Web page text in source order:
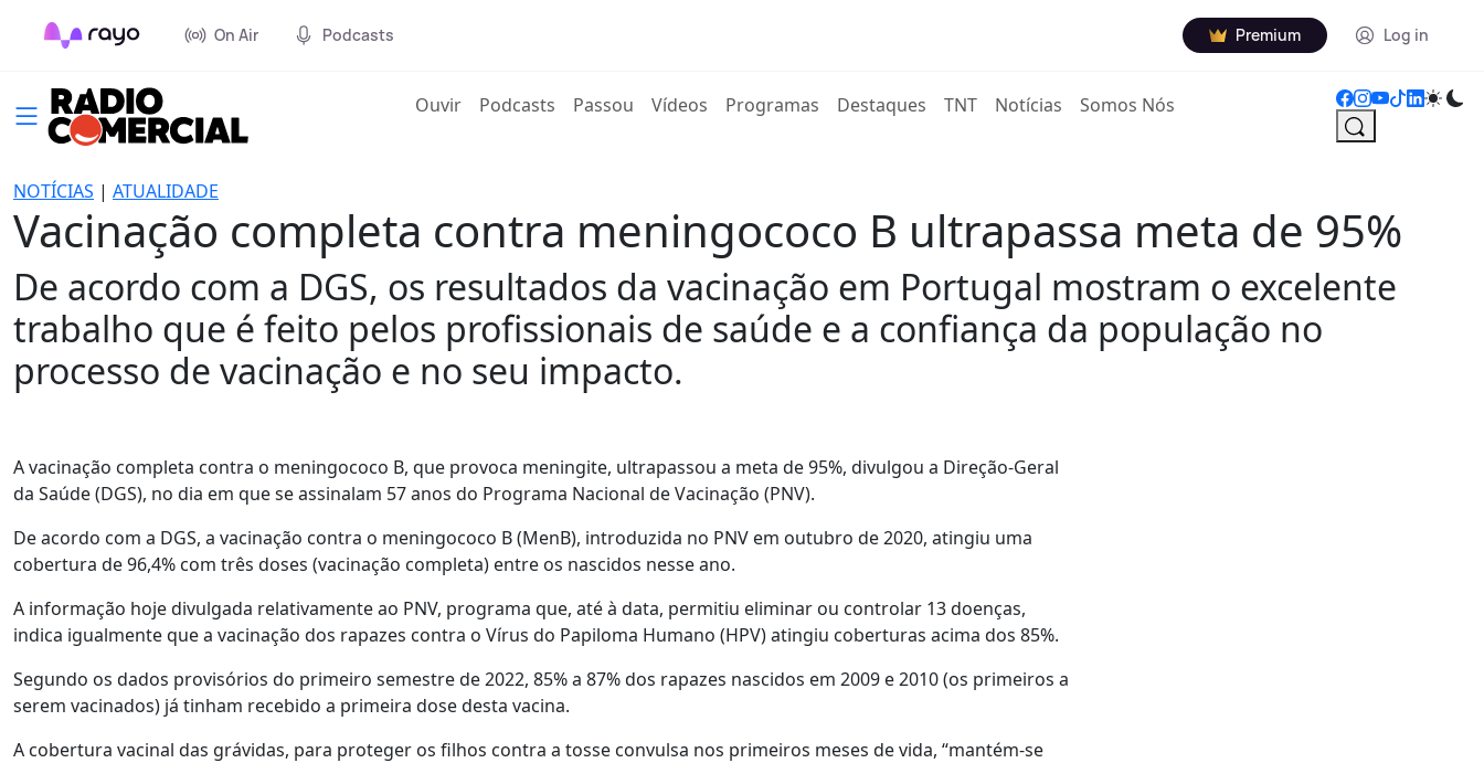
On Air Podcasts Premium Log in
Ouvir(current)
Podcasts Passou Vídeos Programas Destaques TNT Notícias Somos Nós
NOTÍCIAS | ATUALIDADE
Vacinação completa contra meningococo B ultrapassa meta de 95%
De acordo com a DGS, os resultados da vacinação em Portugal mostram o excelente
trabalho que é feito pelos profissionais de saúde e a confiança da população no
processo de vacinação e no seu impacto.
A vacinação completa contra o meningococo B, que provoca meningite, ultrapassou a meta de 95%, divulgou a Direção-Geral
da Saúde (DGS), no dia em que se assinalam 57 anos do Programa Nacional de Vacinação (PNV).
De acordo com a DGS, a vacinação contra o meningococo B (MenB), introduzida no PNV em outubro de 2020, atingiu uma
cobertura de 96,4% com três doses (vacinação completa) entre os nascidos nesse ano.
A informação hoje divulgada relativamente ao PNV, programa que, até à data, permitiu eliminar ou controlar 13 doenças,
indica igualmente que a vacinação dos rapazes contra o Vírus do Papiloma Humano (HPV) atingiu coberturas acima dos 85%.
Segundo os dados provisórios do primeiro semestre de 2022, 85% a 87% dos rapazes nascidos em 2009 e 2010 (os primeiros a
serem vacinados) já tinham recebido a primeira dose desta vacina.
A cobertura vacinal das grávidas, para proteger os filhos contra a tosse convulsa nos primeiros meses de vida, “mantém-se